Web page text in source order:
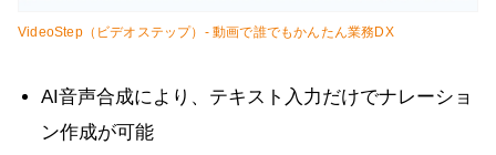
VideoStep（ビデオステップ）- 動画で誰でもかんたん業務DX
AI音声合成により、テキスト入力だけでナレーショ
ン作成が可能